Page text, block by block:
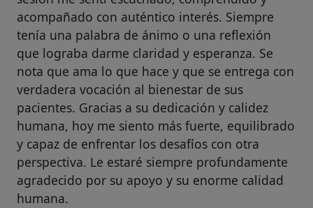
acompañado con auténtico interés. Siempre
tenía una palabra de ánimo o una reflexión
que lograba darme claridad y esperanza. Se
nota que ama lo que hace y que se entrega con
verdadera vocación al bienestar de sus
pacientes. Gracias a su dedicación y calidez
humana, hoy me siento más fuerte, equilibrado
y capaz de enfrentar los desafíos con otra
perspectiva. Le estaré siempre profundamente
agradecido por su apoyo y su enorme calidad
humana.